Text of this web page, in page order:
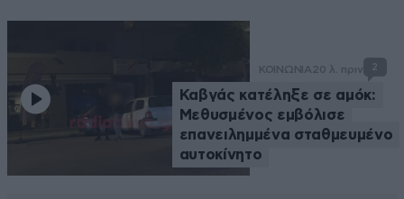
ΚΟΙΝΩΝΙΑ 20 λ. πριν 2
Καβγάς κατέληξε σε αμόκ:
Μεθυσμένος εμβόλισε
επανειλημμένα σταθμευμένο
αυτοκίνητο